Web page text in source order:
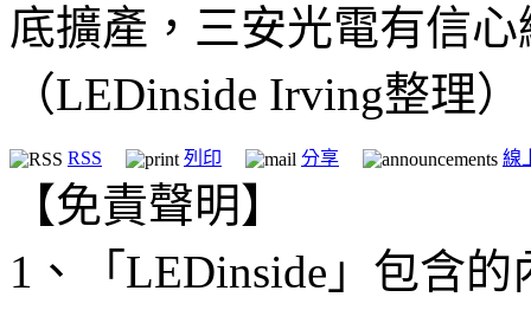
底擴產，三安光電有信
（LEDinside Irving整理）
RSS 列印 分享 線
【免責聲明】
1、「LEDinside」包含